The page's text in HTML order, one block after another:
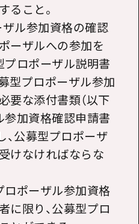
ること。
ル参加資格の確認
ーザルへの参加を
プロポーザル説明書
型プロポーザル参加
要な添付書類（以下
参加資格確認申請書
、公募型プロポーザ
けなければならな
ロポーザル参加資格
に限り、公募型プロ